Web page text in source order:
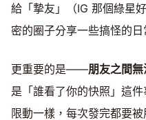
給「摯友」（IG 那個綠星
密的圈子分享一些搞怪的
更重要的是——朋友之間
是「誰看了你的快照」這
限動一樣，每次發完都要